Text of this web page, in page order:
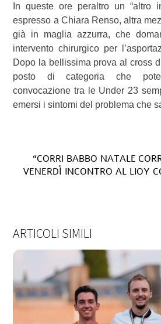
In queste ore peraltro un “altro
espresso a Chiara Renso, altra
già in maglia azzurra, che
intervento chirurgico per
Dopo la bellissima prova al cross
posto di categoria che
convocazione tra le Under 23
emersi i sintomi del problema che
“CORRI BABBO NATALE
VENERDÌ INCONTRO AL LIOY
ARTICOLI SIMILI